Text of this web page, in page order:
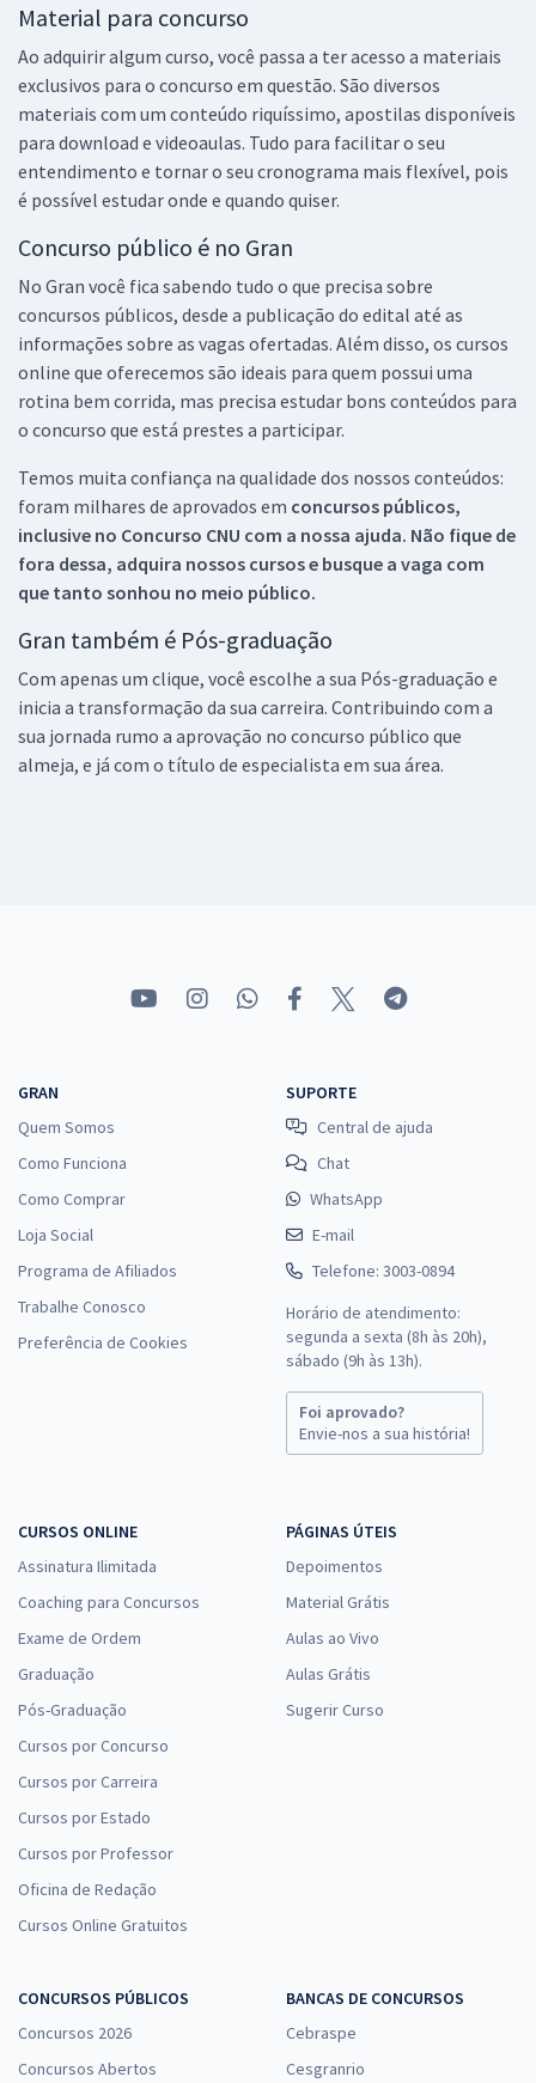
Material para concurso
Ao adquirir algum curso, você passa a ter acesso a materiais
exclusivos para o concurso em questão. São diversos
materiais com um conteúdo riquíssimo, apostilas disponíveis
para download e videoaulas. Tudo para facilitar o seu
entendimento e tornar o seu cronograma mais flexível, pois
é possível estudar onde e quando quiser.
Concurso público é no Gran
No Gran você fica sabendo tudo o que precisa sobre
concursos públicos, desde a publicação do edital até as
informações sobre as vagas ofertadas. Além disso, os cursos
online que oferecemos são ideais para quem possui uma
rotina bem corrida, mas precisa estudar bons conteúdos para
o concurso que está prestes a participar.
Temos muita confiança na qualidade dos nossos conteúdos:
foram milhares de aprovados em concursos públicos,
inclusive no Concurso CNU com a nossa ajuda. Não fique de
fora dessa, adquira nossos cursos e busque a vaga com
que tanto sonhou no meio público.
Gran também é Pós-graduação
Com apenas um clique, você escolhe a sua Pós-graduação e
inicia a transformação da sua carreira. Contribuindo com a
sua jornada rumo a aprovação no concurso público que
almeja, e já com o título de especialista em sua área.
GRAN
Quem Somos
Como Funciona
Como Comprar
Loja Social
Programa de Afiliados
Trabalhe Conosco
Preferência de Cookies
SUPORTE
Central de ajuda
Chat
WhatsApp
E-mail
Telefone: 3003-0894
Horário de atendimento:
segunda a sexta (8h às 20h),
sábado (9h às 13h).
Foi aprovado?
Envie-nos a sua história!
CURSOS ONLINE
Assinatura Ilimitada
Coaching para Concursos
Exame de Ordem
Graduação
Pós-Graduação
Cursos por Concurso
Cursos por Carreira
Cursos por Estado
Cursos por Professor
Oficina de Redação
Cursos Online Gratuitos
PÁGINAS ÚTEIS
Depoimentos
Material Grátis
Aulas ao Vivo
Aulas Grátis
Sugerir Curso
CONCURSOS PÚBLICOS
Concursos 2026
Concursos Abertos
BANCAS DE CONCURSOS
Cebraspe
Cesgranrio